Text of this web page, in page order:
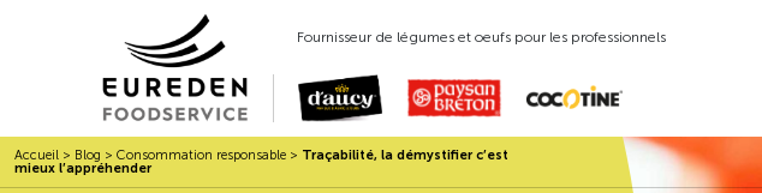
Fournisseur de légumes et oeufs pour les professionnels
Accueil > Blog > Consommation responsable > Traçabilité, la démystifier c’est
mieux l’appréhender